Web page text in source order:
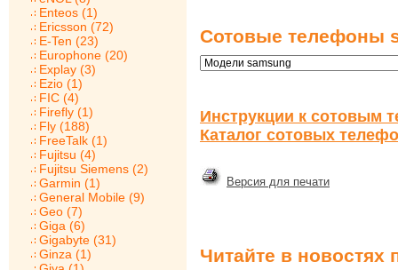
Enteos (1)
Ericsson (72)
E-Ten (23)
Europhone (20)
Explay (3)
Ezio (1)
FIC (4)
Firefly (1)
Fly (188)
FreeTalk (1)
Fujitsu (4)
Fujitsu Siemens (2)
Garmin (1)
General Mobile (9)
Geo (7)
Giga (6)
Gigabyte (31)
Ginza (1)
Сотовые телефоны
Инструкции к сотовым
Каталог сотовых
Версия для печати
Читайте в новостях